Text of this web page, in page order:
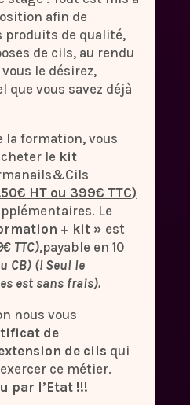
afin de
produits de qualité,
de cils, au rendu
le désirez,
que vous savez déjà
la formation, vous
le kit
HT ou 399€ TTC)
Le
+ kit » est
TTC),payable en 10
CB) (! Seul le
est sans frais).
nous vous
de
de cils qui
ce métier.
par l’Etat !!!